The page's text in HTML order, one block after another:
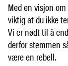
Med en visjon
viktig at du ikke
Vi er nødt til å
derfor stemmen
være en rebell.